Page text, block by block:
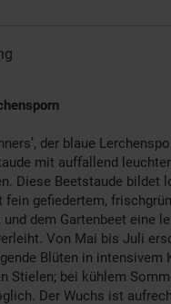
der blaue
mit auffallend
Diese Beetstaude bildet
gefiedertem,
dem Gartenbeet eine
Von Mai bis Juli
Blüten in intensivem
Stielen; bei kühlem
Der Wuchs ist